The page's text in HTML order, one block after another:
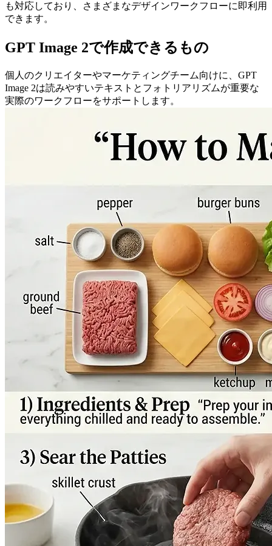
も対応しており、さまざまなデザインワークフローに即利用
できます。
GPT Image 2で作成できるもの
個人のクリエイターやマーケティングチーム向けに、GPT
Image 2は読みやすいテキストとフォトリアリズムが重要な
実際のワークフローをサポートします。